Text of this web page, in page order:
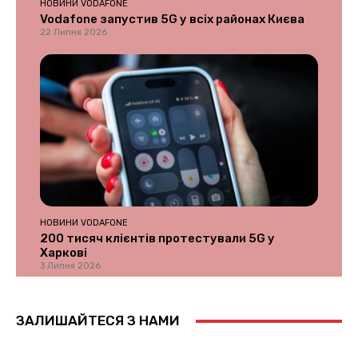
НОВИНИ VODAFONE
Vodafone запустив 5G у всіх районах Києва
22 Липня 2026
НОВИНИ VODAFONE
200 тисяч клієнтів протестували 5G у
Харкові
3 Липня 2026
ЗАЛИШАЙТЕСЯ З НАМИ